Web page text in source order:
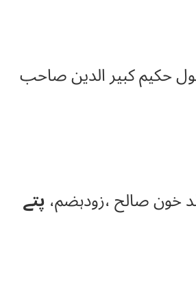
حکیم کبیر الدین صاحب
خون صالح ،زودہضم،پتے